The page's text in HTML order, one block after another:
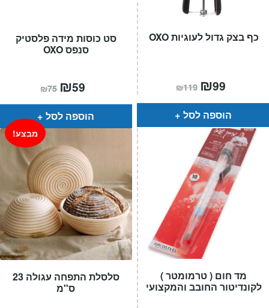
סט כוסות מידה פלסטיק
סנפס OXO
₪75 המחיר
המקורי
היה:
₪75.
₪59
הוא:
הוספה לסל
כף בצק גדול לעוגיות OXO
₪119 המחיר
המקורי
היה:
₪119.
₪99
הוא:
הוספה לסל
סלסלת התפחה עגולה 23
ס"מ
מבצע!
מד חום ( טרמומטר )
לקונדיטור החובב והמקצועי